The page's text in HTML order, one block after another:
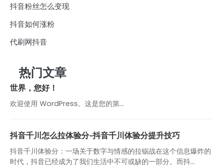
抖音粉丝怎么变现
抖音如何涨粉
代刷网抖音
热门文章
世界，您好！
欢迎使用 WordPress。这是您的第…
抖音千川怎么拉体验分-抖音千川体验分提升技巧
抖音千川体验分：一场关于数字与情感的拉锯战在这个信息爆炸的
时代，抖音已经成为了我们生活中不可或缺的一部分。而抖...